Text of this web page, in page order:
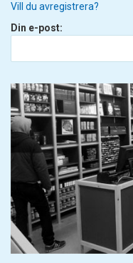
Vill du avregistrera?
Din e-post: